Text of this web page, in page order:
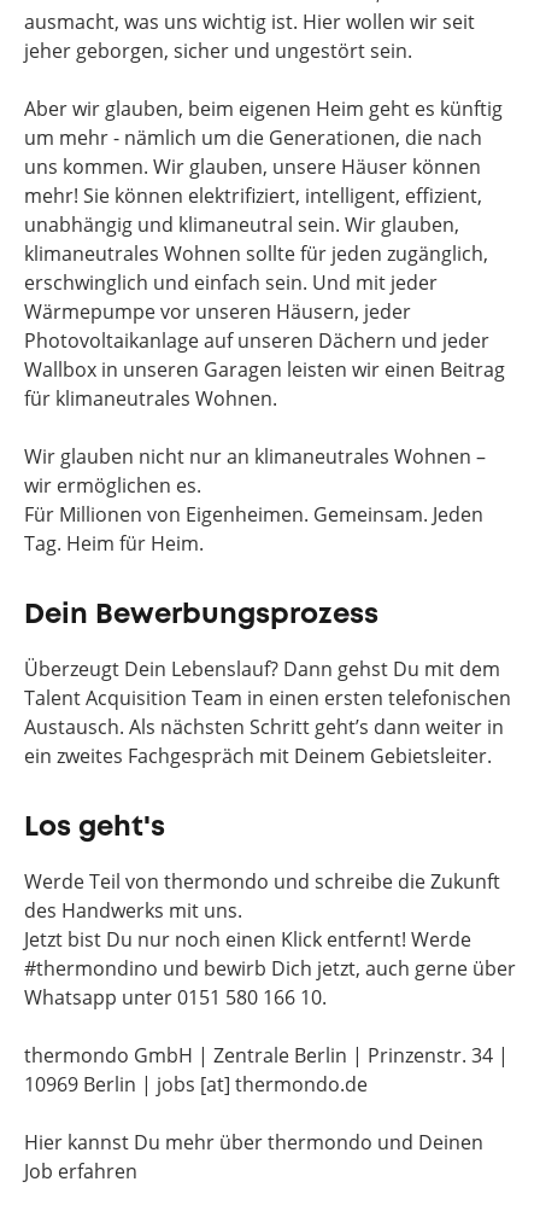
ausmacht, was uns wichtig ist. Hier wollen wir seit
jeher geborgen, sicher und ungestört sein.
Aber wir glauben, beim eigenen Heim geht es künftig
um mehr - nämlich um die Generationen, die nach
uns kommen. Wir glauben, unsere Häuser können
mehr! Sie können elektrifiziert, intelligent, effizient,
unabhängig und klimaneutral sein. Wir glauben,
klimaneutrales Wohnen sollte für jeden zugänglich,
erschwinglich und einfach sein. Und mit jeder
Wärmepumpe vor unseren Häusern, jeder
Photovoltaikanlage auf unseren Dächern und jeder
Wallbox in unseren Garagen leisten wir einen Beitrag
für klimaneutrales Wohnen.
Wir glauben nicht nur an klimaneutrales Wohnen –
wir ermöglichen es.
Für Millionen von Eigenheimen. Gemeinsam. Jeden
Tag. Heim für Heim.
Dein Bewerbungsprozess
Überzeugt Dein Lebenslauf? Dann gehst Du mit dem
Talent Acquisition Team in einen ersten telefonischen
Austausch. Als nächsten Schritt geht’s dann weiter in
ein zweites Fachgespräch mit Deinem Gebietsleiter.
Los geht's
Werde Teil von thermondo und schreibe die Zukunft
des Handwerks mit uns.
Jetzt bist Du nur noch einen Klick entfernt! Werde
#thermondino und bewirb Dich jetzt, auch gerne über
Whatsapp unter 0151 580 166 10.
thermondo GmbH | Zentrale Berlin | Prinzenstr. 34 |
10969 Berlin | jobs [at] thermondo.de
Hier kannst Du mehr über thermondo und Deinen
Job erfahren